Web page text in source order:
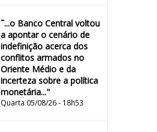
˜...o Banco Central voltou
a apontar o cenário de
indefinição acerca dos
conflitos armados no
Oriente Médio e da
incerteza sobre a política
monetária..."
Quarta 05/08/26 - 18h53